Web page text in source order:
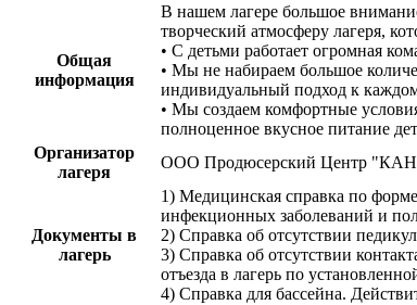
Общая
информация
В нашем лагере большое
творческий атмосферу лагеря,
• С детьми работает огромная
• Мы не набираем большое
индивидуальный подход к
• Мы создаем комфортные
полноценное вкусное питание
Организатор
лагеря
ООО Продюсерский Центр
Документы в
лагерь
1) Медицинская справка по
инфекционных заболеваний и
2) Справка об отсутствии
3) Справка об отсутствии
отъезда в лагерь по
4) Справка для бассейна.